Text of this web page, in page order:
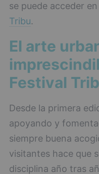
se puede acceder en
Tribu.
El arte
Festival
Desde la primera
apoyando y
siempre buena
visitantes hace que
disciplina año tras